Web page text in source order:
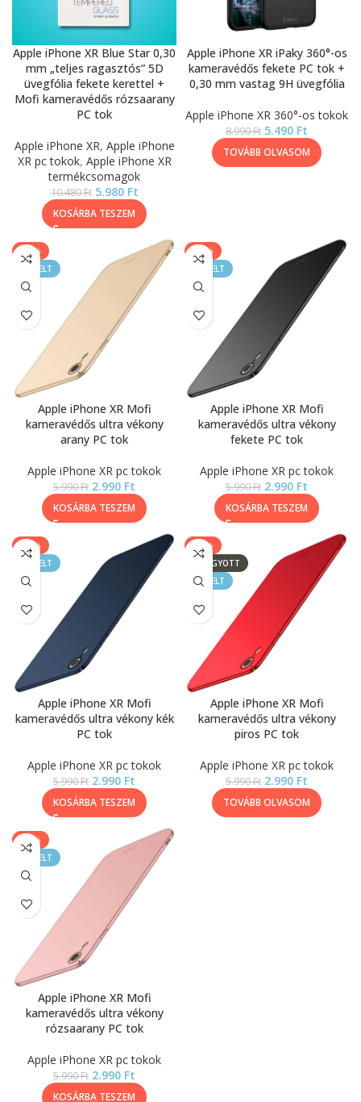
Apple iPhone XR Blue Star 0,30
mm „teljes ragasztós” 5D
üvegfólia fekete kerettel +
Mofi kameravédős rózsaarany
PC tok
Apple iPhone XR, Apple iPhone
XR pc tokok, Apple iPhone XR
termékcsomagok
10.480Ft 5.980 Ft
KOSÁRBA TESZEM
Apple iPhone XR iPaky 360°-os
kameravédős fekete PC tok +
0,30 mm vastag 9H üvegfólia
Apple iPhone XR 360°-os tokok
8.990Ft 5.490 Ft
TOVÁBB OLVASOM
-50%
KIEMELT
Apple iPhone XR Mofi
kameravédős ultra vékony
arany PC tok
Apple iPhone XR pc tokok
5.990Ft 2.990 Ft
KOSÁRBA TESZEM
-50%
KIEMELT
Apple iPhone XR Mofi
kameravédős ultra vékony
fekete PC tok
Apple iPhone XR pc tokok
5.990Ft 2.990 Ft
KOSÁRBA TESZEM
-50%
KIEMELT
Apple iPhone XR Mofi
kameravédős ultra vékony kék
PC tok
Apple iPhone XR pc tokok
5.990Ft 2.990 Ft
KOSÁRBA TESZEM
-50%
ELFOGYOTT
KIEMELT
Apple iPhone XR Mofi
kameravédős ultra vékony
piros PC tok
Apple iPhone XR pc tokok
5.990Ft 2.990 Ft
TOVÁBB OLVASOM
-50%
KIEMELT
Apple iPhone XR Mofi
kameravédős ultra vékony
rózsaarany PC tok
Apple iPhone XR pc tokok
5.990Ft 2.990 Ft
KOSÁRBA TESZEM